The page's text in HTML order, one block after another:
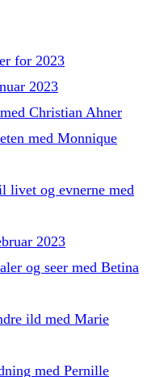
for 2023
2023
Christian Ahner
med Monnique
livet og evnerne med
2023
og seer med Betina
ild med Marie
med Pernille